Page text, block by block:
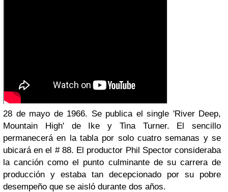
28 de mayo de 1966. Se publica el single 'River Deep,
Mountain High' de Ike y Tina Turner. El sencillo
permanecerá en la tabla por solo cuatro semanas y se
ubicará en el # 88. El productor Phil Spector consideraba
la canción como el punto culminante de su carrera de
producción y estaba tan decepcionado por su pobre
desempeño que se aisló durante dos años.